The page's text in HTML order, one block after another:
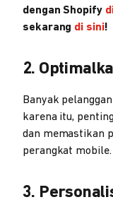
dengan Shopify
sekarang di sini!
2.
Banyak
karena itu,
dan memastikan
perangkat mobile.
3.